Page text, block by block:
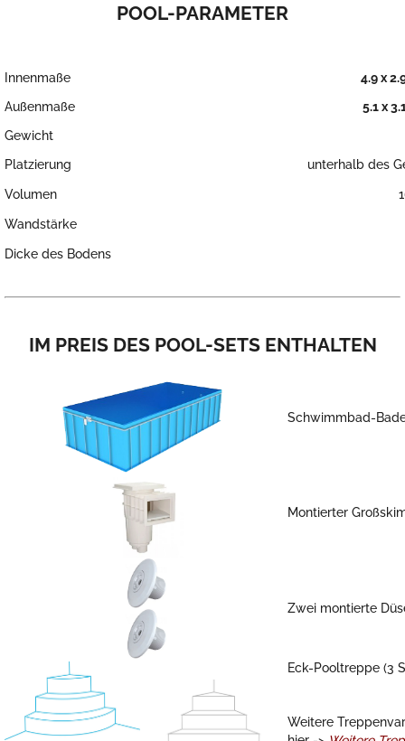
POOL-PARAMETER
Innenmaße
4.9 x
Außenmaße
5.1 x
Gewicht
Platzierung
unterhalb des
Volumen
Wandstärke
Dicke des Bodens
IM PREIS DES POOL-SETS ENTHALTEN
Schwimmbad-
Montierter
Zwei montierte
Eck-Pooltreppe (3
Weitere